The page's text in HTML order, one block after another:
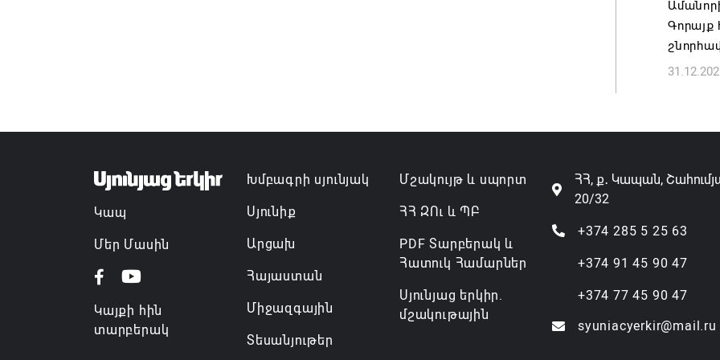
Գորայք
Կապ
Մեր Մասին
Կայքի հին
տարբերակ
Խմբագրի սյունյակ
Սյունիք
Արցախ
Հայաստան
Միջազգային
Տեսանյութեր
Մշակույթ և սպորտ
ՀՀ ԶՈւ և ՊԲ
PDF Տարբերակ և
Հատուկ Համարներ
Սյունյաց երկիր.
մշակութային
ՀՀ, ք․ Կապան,
20/32
+374 285 5 25 63
+374 91 45 90 47
+374 77 45 90 47
syuniacyerkir@mail.ru